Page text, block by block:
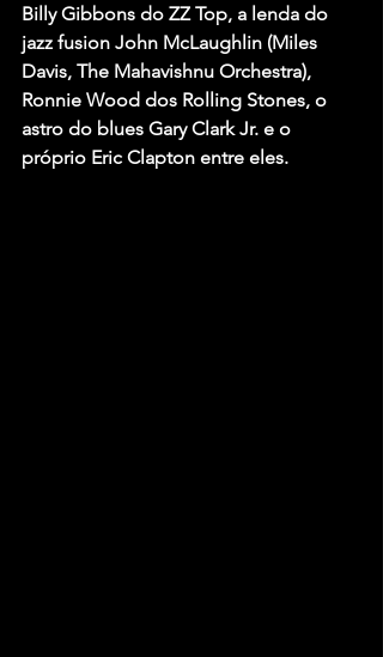
Billy Gibbons do ZZ Top, a lenda do
jazz fusion John McLaughlin (Miles
Davis, The Mahavishnu Orchestra),
Ronnie Wood dos Rolling Stones, o
astro do blues Gary Clark Jr. e o
próprio Eric Clapton entre eles.